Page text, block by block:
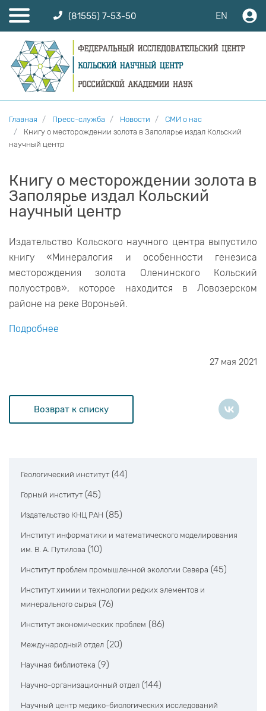
(81555) 7-53-50 EN
Главная Пресс-служба Новости
СМИ о нас
Книгу о месторождении золота в Заполярье издал Кольский
научный центр
Книгу о месторождении золота в
Заполярье издал Кольский
научный центр
Издательство Кольского научного центра выпустило
книгу «Минералогия и особенности генезиса
месторождения золота Оленинского Кольский
полуостров», которое находится в Ловозерском
районе на реке Вороньей.
Подробнее
27 мая 2021
Возврат к списку
Геологический институт (44)
Горный институт (45)
Издательство КНЦ РАН (85)
Институт информатики и математического моделирования
им. В. А. Путилова (10)
Институт проблем промышленной экологии Севера (45)
Институт химии и технологии редких элементов и
минерального сырья (76)
Институт экономических проблем (86)
Международный отдел (20)
Научная библиотека (9)
Научно-организационный отдел (144)
Научный центр медико-биологических исследований